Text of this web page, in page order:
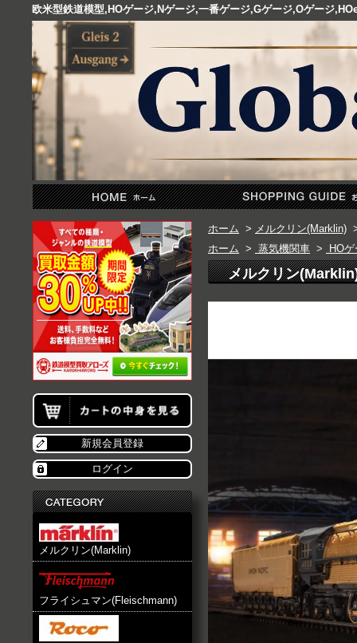
欧米型鉄道模型,HOゲージ,Nゲージ,一番ゲージ,Gゲージ,Oゲージ
新規会員登録
ログイン
メルクリン(Marklin)
フライシュマン(Fleischmann)
ホーム > メルクリン(Marklin)
ホーム > 蒸気機関車 > HO
メルクリン